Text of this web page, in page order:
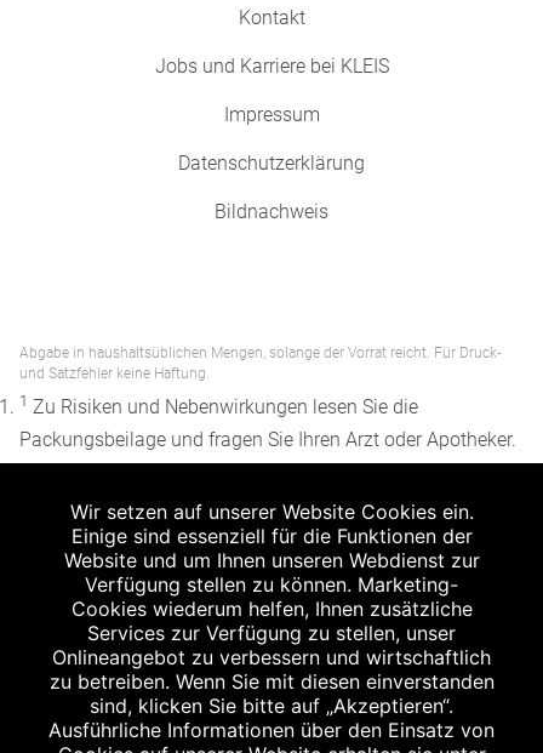
Kontakt
Jobs und Karriere bei KLEIS
Impressum
Datenschutzerklärung
Bildnachweis
Abgabe in haushaltsüblichen Mengen, solange der Vorrat reicht. Für Druck-
und Satzfehler keine Haftung.
1 Zu Risiken und Nebenwirkungen lesen Sie die
Packungsbeilage und fragen Sie Ihren Arzt oder Apotheker.
Apothekenerstattungspreis (AEP). Der AEP ist keine
unverbindliche Preisempfehlung der Hersteller. Der AEP ist
ein von den Apotheken in Ansatz gebrachter Preis für
rezeptfreie Arzneimittel. Er entspricht in der Höhe dem für
Apotheken verbindlichen Abgabepreis, zu dem eine
Apotheke in bestimmten Fällen (z.B. bei Kindern unter 12
Jahren) das Produkt mit der gesetzlichen
Krankenversicherung abrechnet. Der AEP ist der allgemeine
Wir setzen auf unserer Website Cookies ein.
Einige sind essenziell für die Funktionen der
Website und um Ihnen unseren Webdienst zur
Verfügung stellen zu können. Marketing-
Cookies wiederum helfen, Ihnen zusätzliche
Services zur Verfügung zu stellen, unser
Onlineangebot zu verbessern und wirtschaftlich
zu betreiben. Wenn Sie mit diesen einverstanden
sind, klicken Sie bitte auf „Akzeptieren“.
Ausführliche Informationen über den Einsatz von